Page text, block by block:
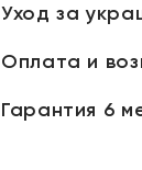
Уход за
Оплата и
Гарантия 6